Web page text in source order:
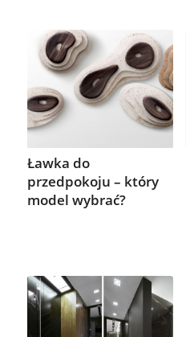
Ławka do
przedpokoju – który
model wybrać?